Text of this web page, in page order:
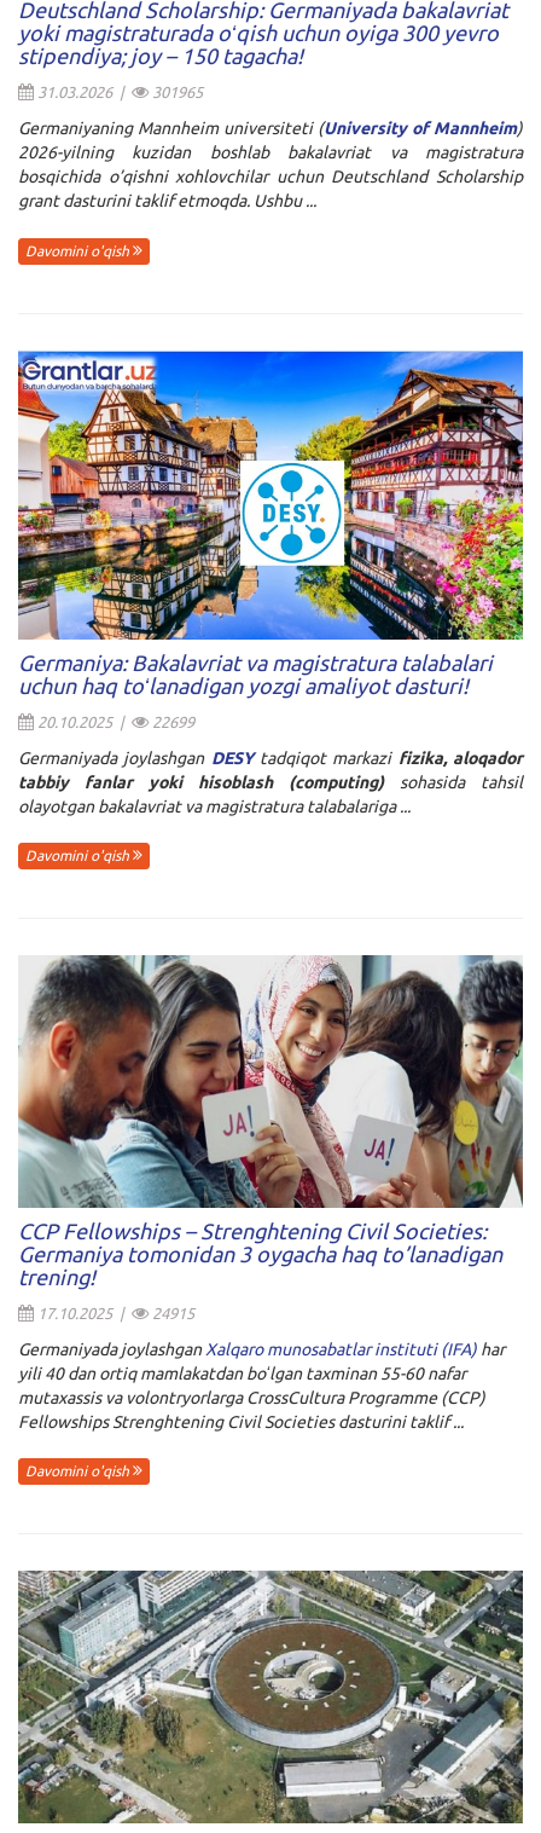
Deutschland Scholarship: Germaniyada bakalavriat
yoki magistraturada oʻqish uchun oyiga 300 yevro
stipendiya; joy – 150 tagacha!
31.03.2026 | 301965
Germaniyaning Mannheim universiteti (University of Mannheim)
2026-yilning kuzidan boshlab bakalavriat va magistratura
bosqichida o’qishni xohlovchilar uchun Deutschland Scholarship
grant dasturini taklif etmoqda. Ushbu ...
Davomini o'qish
Germaniya: Bakalavriat va magistratura talabalari
uchun haq toʻlanadigan yozgi amaliyot dasturi!
20.10.2025 | 22699
Germaniyada joylashgan DESYtadqiqot markazi fizika, aloqador
tabbiy fanlar yoki hisoblash (computing) sohasida tahsil
olayotgan bakalavriat va magistratura talabalariga ...
Davomini o'qish
CCP Fellowships – Strenghtening Civil Societies:
Germaniya tomonidan 3 oygacha haq to’lanadigan
trening!
17.10.2025 | 24915
Germaniyada joylashganXalqaro munosabatlar instituti (IFA) har
yili 40 dan ortiq mamlakatdan boʻlgan taxminan 55-60 nafar
mutaxassis va volontryorlargaCrossCultura Programme (CCP)
Fellowships Strenghtening Civil Societiesdasturini taklif ...
Davomini o'qish